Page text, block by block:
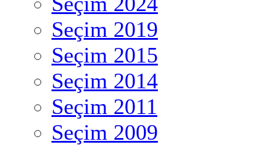
Seçim 2019
Seçim 2015
Seçim 2014
Seçim 2011
Seçim 2009